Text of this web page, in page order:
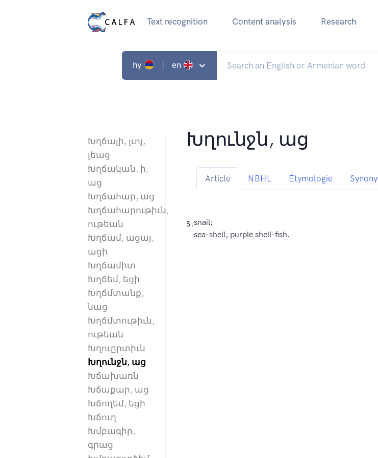
Text recognition Content analysis Research
hy | en
Խղճալի, լւոյ,
լեաց
Խղճական, ի,
աց
Խղճահար, աց
Խղճահարութիւն,
ութեան
Խղճամ, ացայ,
ացի
Խղճամիտ
Խղճեմ, եցի
Խղճմտանք,
նաց
Խղճմտութիւն,
ութեան
Խղուըրտիւն
Խղունջն, աց
Խճախառն
Խճաքար, աց
Խճողեմ, եցի
Խճուղ
Խմբագիր,
գրաց
Խղունջն, աց
Article NBHL Étymologie
s.snail;
sea-shell, purple shell-fish.